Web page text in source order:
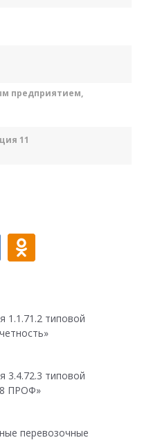
предприятием,
11
1.1.71.2 типовой
3.4.72.3 типовой
8 ПРОФ»
перевозочные